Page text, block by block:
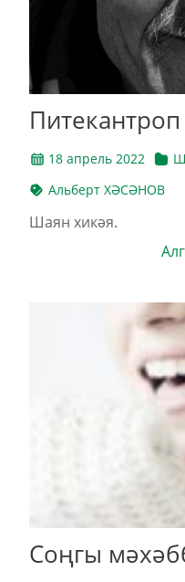
18 апрель 2022
Альберт ХӘСӘНОВ
Шаян хикәя.
Соңгы